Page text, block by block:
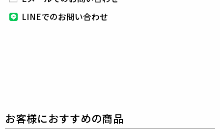
感のある仕上がりで、綿素材特有のナチュラルな質感
最高品質の天然繊維（綿100%）であり、
LINEでのお問い合わせ